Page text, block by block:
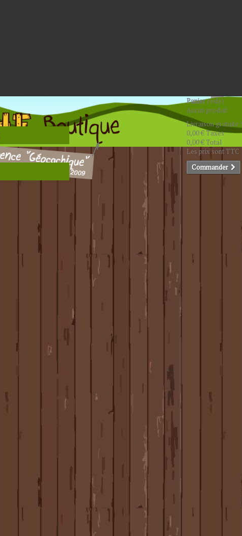
Panier(vide)
Aucun produit
Livraison gratuite !
0,00 €Taxes
0,00 € Total
Les prix sont TTC
Commander